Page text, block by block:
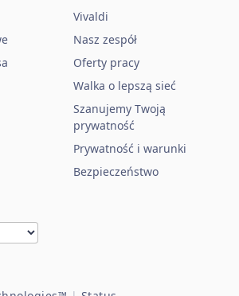
Vivaldi
Nasz zespół
Oferty pracy
Walka o lepszą sieć
Szanujemy Twoją
prywatność
Prywatność i warunki
Bezpieczeństwo